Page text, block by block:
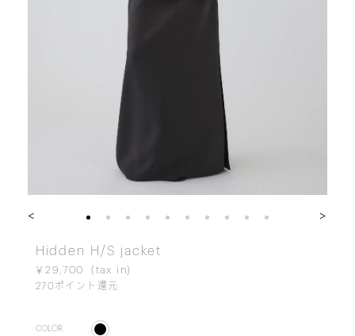
< >
Hidden H/S jacket
￥29,700
270 ポイント還元
COLOR.